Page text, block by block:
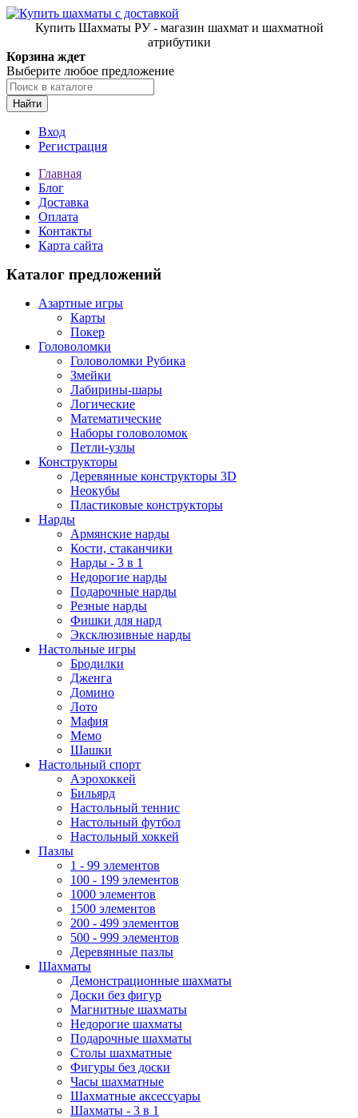
Купить Шахматы РУ - магазин шахмат и шахматной
атрибутики
Корзина ждет
Выберите любое предложение
Найти
Вход
Регистрация
Главная
Блог
Доставка
Оплата
Контакты
Карта сайта
Каталог предложений
Азартные игры
Карты
Покер
Головоломки
Головоломки Рубика
Змейки
Лабирины-шары
Логические
Математические
Наборы головоломок
Петли-узлы
Конструкторы
Деревянные конструкторы 3D
Неокубы
Пластиковые конструкторы
Нарды
Армянские нарды
Кости, стаканчики
Нарды - 3 в 1
Недорогие нарды
Подарочные нарды
Резные нарды
Фишки для нард
Эксклюзивные нарды
Настольные игры
Бродилки
Дженга
Домино
Лото
Мафия
Мемо
Шашки
Настольный спорт
Аэрохоккей
Бильярд
Настольный теннис
Настольный футбол
Настольный хоккей
Пазлы
1 - 99 элементов
100 - 199 элементов
1000 элементов
1500 элементов
200 - 499 элементов
500 - 999 элементов
Деревянные пазлы
Шахматы
Демонстрационные шахматы
Доски без фигур
Магнитные шахматы
Недорогие шахматы
Подарочные шахматы
Столы шахматные
Фигуры без доски
Часы шахматные
Шахматные аксессуары
Шахматы - 3 в 1